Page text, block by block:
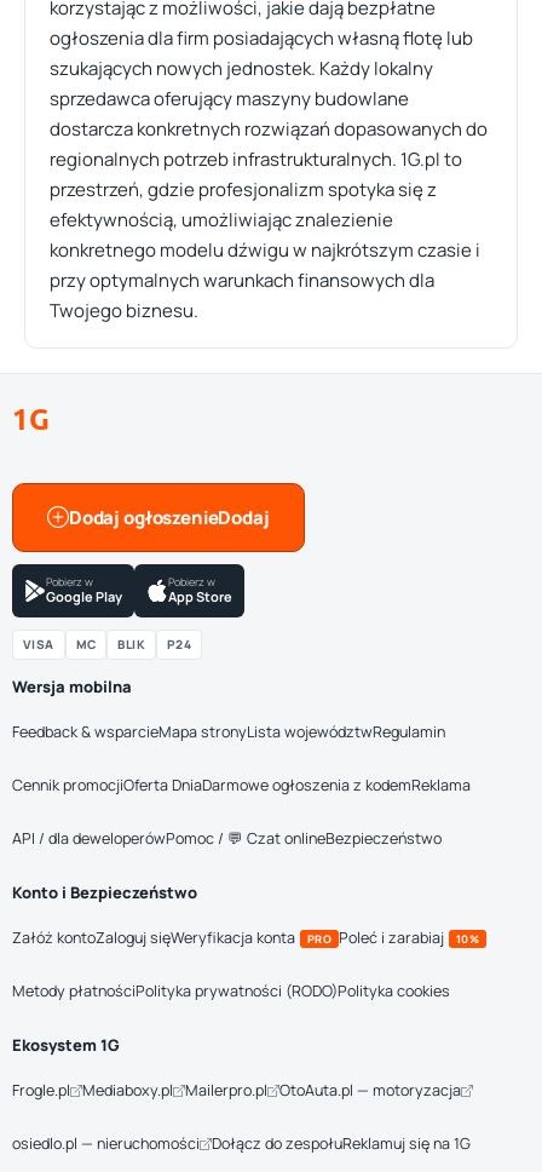
korzystając z możliwości, jakie dają bezpłatne
ogłoszenia dla firm posiadających własną flotę lub
szukających nowych jednostek. Każdy lokalny
sprzedawca oferujący maszyny budowlane
dostarcza konkretnych rozwiązań dopasowanych do
regionalnych potrzeb infrastrukturalnych. 1G.pl to
przestrzeń, gdzie profesjonalizm spotyka się z
efektywnością, umożliwiając znalezienie
konkretnego modelu dźwigu w najkrótszym czasie i
przy optymalnych warunkach finansowych dla
Twojego biznesu.
1G
Dodaj ogłoszenie
Pobierz w
Google Play
Pobierz w
App Store
VISA MC BLIK P24
Wersja mobilna
Feedback & wsparcieMapa stronyLista województwRegulamin
Cennik promocjiOferta DniaDarmowe ogłoszenia z kodemReklama
API / dla deweloperówPomoc / 💬 Czat onlineBezpieczeństwo
Konto i Bezpieczeństwo
Załóż kontoZaloguj sięWeryfikacja konta PRO Poleć i zarabiaj 10%
Metody płatnościPolityka prywatności (RODO)Polityka cookies
Ekosystem 1G
Frogle.pl Mediaboxy.pl Mailerpro.pl OtoAuta.pl — motoryzacja
osiedlo.pl — nieruchomości Dołącz do zespołuReklamuj się na 1G